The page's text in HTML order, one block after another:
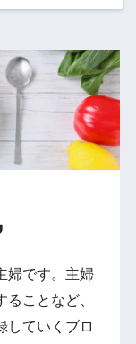
婦です。主婦
ことなど、
していくブロ